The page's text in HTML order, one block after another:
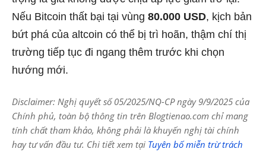
Nếu Bitcoin thất bại tại vùng 80.000 USD, kịch bản
bứt phá của altcoin có thể bị trì hoãn, thậm chí thị
trường tiếp tục đi ngang thêm trước khi chọn
hướng mới.
Disclaimer: Nghị quyết số 05/2025/NQ-CP ngày 9/9/2025 của
Chính phủ, toàn bộ thông tin trên Blogtienao.com chỉ mang
tính chất tham khảo, không phải là khuyến nghị tài chính
hay tư vấn đầu tư. Chi tiết xem tại Tuyên bố miễn trừ trách